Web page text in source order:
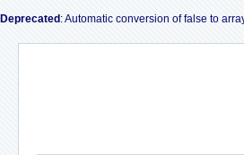
Deprecated : Automatic conversion of false to